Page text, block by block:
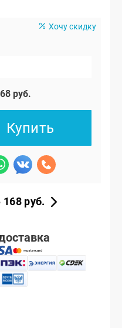
Хочу скидку
68 руб.
Купить
168 руб.